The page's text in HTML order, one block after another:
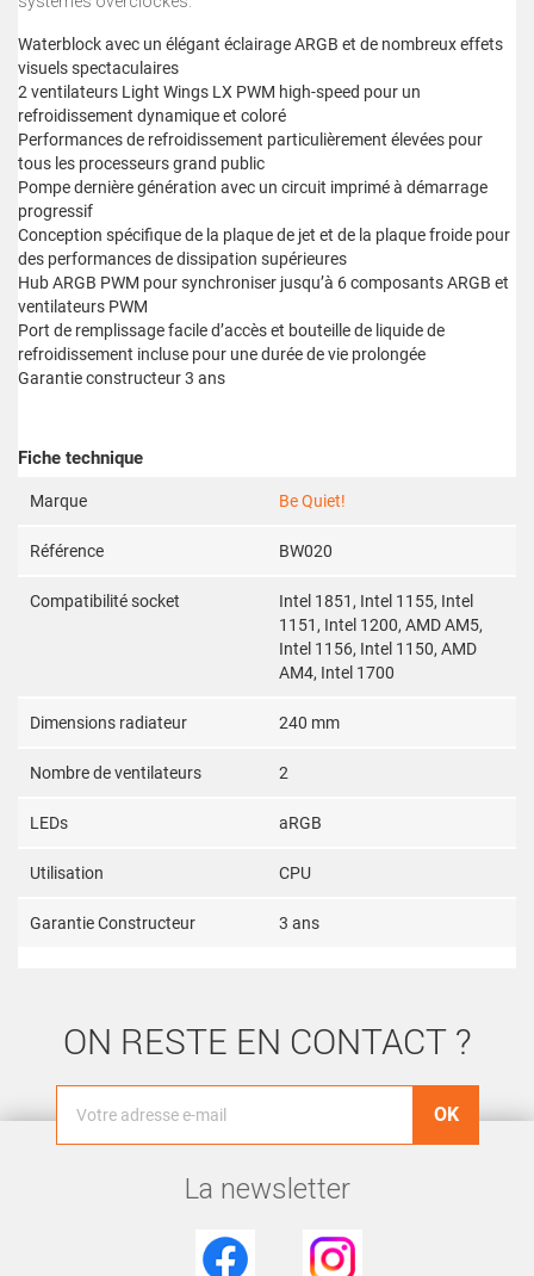
Waterblock avec un élégant éclairage ARGB et de nombreux effets
visuels spectaculaires
2 ventilateurs Light Wings LX PWM high-speed pour un
refroidissement dynamique et coloré
Performances de refroidissement particulièrement élevées pour
tous les processeurs grand public
Pompe dernière génération avec un circuit imprimé à démarrage
progressif
Conception spécifique de la plaque de jet et de la plaque froide pour
des performances de dissipation supérieures
Hub ARGB PWM pour synchroniser jusqu’à 6 composants ARGB et
ventilateurs PWM
Port de remplissage facile d’accès et bouteille de liquide de
refroidissement incluse pour une durée de vie prolongée
Garantie constructeur 3 ans
Fiche technique
Marque Be Quiet!
Référence BW020
Compatibilité socket
Intel 1851, Intel 1155, Intel
1151, Intel 1200, AMD AM5,
Intel 1156, Intel 1150, AMD
AM4, Intel 1700
Dimensions radiateur 240 mm
Nombre de ventilateurs 2
LEDs aRGB
Utilisation CPU
Garantie Constructeur 3 ans
ON RESTE EN CONTACT ?
La newsletter
Facebook Instagram